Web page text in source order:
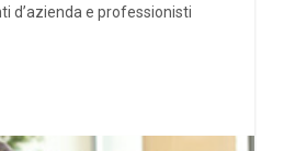
d’azienda e professionisti